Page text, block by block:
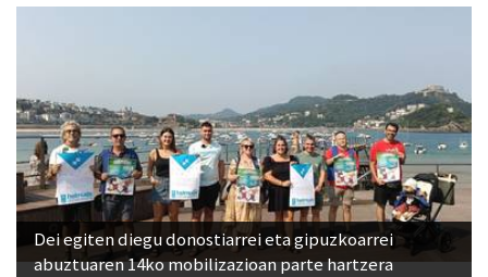
Dei egiten diegu donostiarrei eta gipuzkoarrei
abuztuaren 14ko mobilizazioan parte hartzera